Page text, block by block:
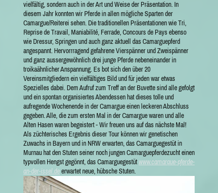
vielfältig, sondern auch in der Art und Weise der Präsentation. In
diesem Jahr konnten wir Pferde in allen mögliche Sparten der
Camargue/Reiterei sehen. Die traditionellen Präsentationen wie Tri,
Reprise de Travail, Maniabilité, Ferrade, Concours de Pays ebenso
wie Dressur, Springen und auch ganz aktuell das Camarguepferd
angespannt. Hervorrragend gefahrene Vierspänner und Zweispänner
und ganz aussergewöhnlich drei junge Pferde nebeneinander in
troikaähnlicher Anspannung. Es bot sich den über 20
Vereinsmitgliedern ein vielfältiges Bild und für jeden war etwas
Spezielles dabei. Dem Aufruf zum Treff an der Buvette sind alle gefolgt
und ein spontan organisiertes Abendessen hat dieses tolle und
aufregende Wochenende in der Camargue einen leckeren Abschluss
gegeben. Alle, die zum ersten Mal in der Camargue waren und alle
Alten Hasen waren begeistert - Wir freuen uns auf das nächste Mal!
Als züchterisches Ergebnis dieser Tour können wir genetischen
Zuwachs in Bayern und in NRW erwarten, das Camarguegestüt in
Murnau hat den Stuten seiner noch jungen Camarguepferdezucht einen
typvollen Hengst gegönnt, das Camarguegestüt www.camarque-pferde-
an-der-issel.deerwartet neue, hübsche Stuten.